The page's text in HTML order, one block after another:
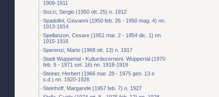
1909-1911
Sozzi, Sergio (1950 ott. 25) n. 1912
Spadolini, Giovanni (1950 feb. 26 - 1950 mag. 4) nn.
1913-1914
Spellanzon, Cesare (1951 mar. 2 - 1954 dic. 1) nn.
1915-1916
Sperenzi, Mario (1968 ott. 13) n. 1917
Stadt Wuppertal - Kulturdezernent. Wuppertal (1970
feb. 9 - 1971 set. 16) nn. 1918-1919
Steiner, Herbert (1966 mar. 28 - 1975 gen. 13 e
s.d.) nn. 1920-1926
Steinhoff, Margarete (1957 feb. 7) n. 1927